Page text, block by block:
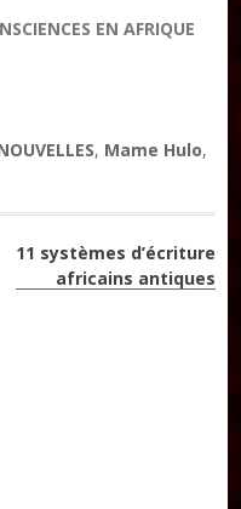
EN AFRIQUE
, Mame Hulo,
11 systèmes d’écriture
africains antiques